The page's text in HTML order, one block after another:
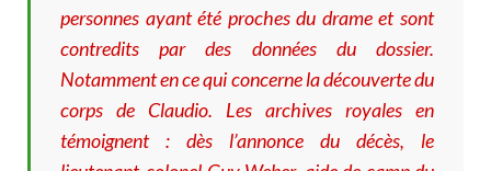
personnes ayant été proches du drame et sont
contredits par des données du dossier.
Notamment en ce qui concerne la découverte du
corps de Claudio. Les archives royales en
témoignent : dès l’annonce du décès, le